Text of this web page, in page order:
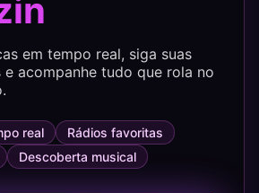
em tempo real, siga suas
acompanhe tudo que rola no
real
Rádios favoritas
Descoberta musical